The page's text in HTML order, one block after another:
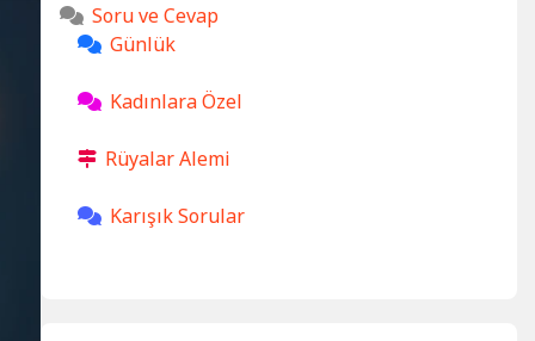
Soru ve Cevap
Günlük
Kadınlara Özel
Rüyalar Alemi
Karışık Sorular